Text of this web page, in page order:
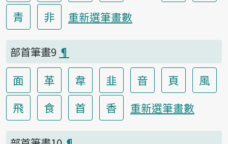
青
非 重新選筆畫數
部首筆畫9 ¶
面 革 韋 韭 音 頁
風
飛
食 首 香 重新選筆畫數